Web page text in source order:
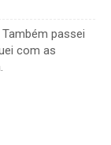
passei
com as